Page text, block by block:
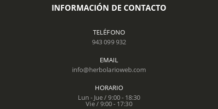
INFORMACIÓN DE CONTACTO
TELÉFONO
943 099 932
EMAIL
info@herbolarioweb.com
HORARIO
Lun - Jue / 9:00 - 18:30
Vie / 9:00 - 17:30